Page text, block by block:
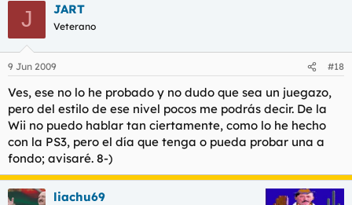
J JART
Veterano
9 Jun 2009 #18
Ves, ese no lo he probado y no dudo que sea un juegazo,
pero del estilo de ese nivel pocos me podrás decir. De la
Wii no puedo hablar tan ciertamente, como lo he hecho
con la PS3, pero el día que tenga o pueda probar una a
fondo; avisaré. 8-)
liachu69